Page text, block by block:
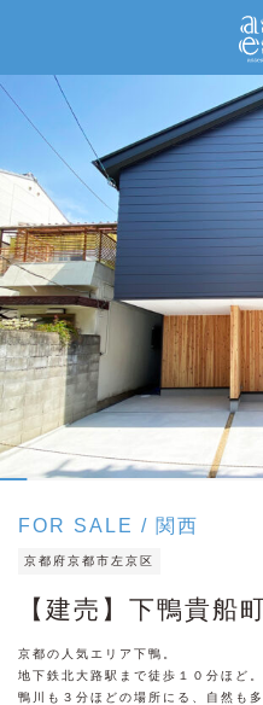
FOR SALE 関西
京都府京都市左京区
【建売】下鴨貴船
京都の人気エリア下鴨。
地下鉄北大路駅まで徒歩１０分ほど。
鴨川も３分ほどの場所にる、自然も